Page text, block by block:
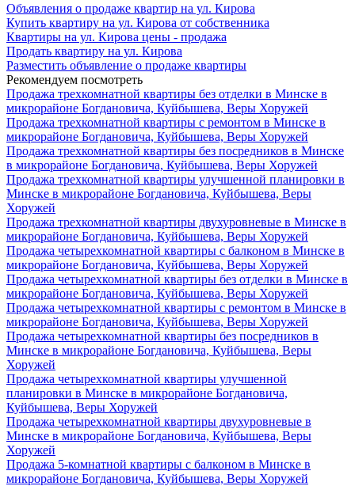
Объявления о продаже квартир на ул. Кирова
Купить квартиру на ул. Кирова от собственника
Квартиры на ул. Кирова цены - продажа
Продать квартиру на ул. Кирова
Разместить объявление о продаже квартиры
Рекомендуем посмотреть
Продажа трехкомнатной квартиры без отделки в Минске в
микрорайоне Богдановича, Куйбышева, Веры Хоружей
Продажа трехкомнатной квартиры с ремонтом в Минске в
микрорайоне Богдановича, Куйбышева, Веры Хоружей
Продажа трехкомнатной квартиры без посредников в Минске
в микрорайоне Богдановича, Куйбышева, Веры Хоружей
Продажа трехкомнатной квартиры улучшенной планировки в
Минске в микрорайоне Богдановича, Куйбышева, Веры
Хоружей
Продажа трехкомнатной квартиры двухуровневые в Минске в
микрорайоне Богдановича, Куйбышева, Веры Хоружей
Продажа четырехкомнатной квартиры с балконом в Минске в
микрорайоне Богдановича, Куйбышева, Веры Хоружей
Продажа четырехкомнатной квартиры без отделки в Минске в
микрорайоне Богдановича, Куйбышева, Веры Хоружей
Продажа четырехкомнатной квартиры с ремонтом в Минске в
микрорайоне Богдановича, Куйбышева, Веры Хоружей
Продажа четырехкомнатной квартиры без посредников в
Минске в микрорайоне Богдановича, Куйбышева, Веры
Хоружей
Продажа четырехкомнатной квартиры улучшенной
планировки в Минске в микрорайоне Богдановича,
Куйбышева, Веры Хоружей
Продажа четырехкомнатной квартиры двухуровневые в
Минске в микрорайоне Богдановича, Куйбышева, Веры
Хоружей
Продажа 5-комнатной квартиры с балконом в Минске в
микрорайоне Богдановича, Куйбышева, Веры Хоружей